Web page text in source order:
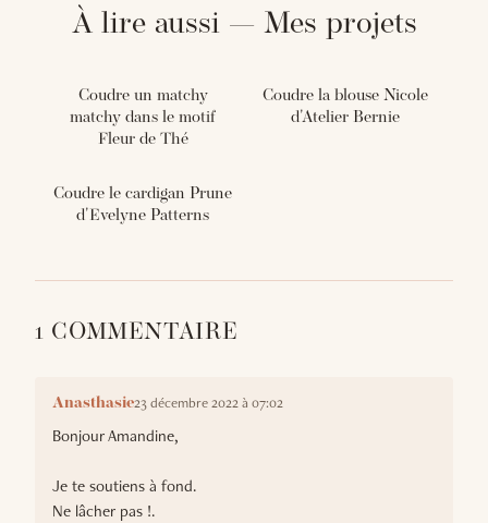
À lire aussi — Mes projets
Coudre un matchy
matchy dans le motif
Fleur de Thé
Coudre la blouse Nicole
d'Atelier Bernie
Coudre le cardigan Prune
d'Evelyne Patterns
1 COMMENTAIRE
Anasthasie23 décembre 2022 à 07:02
Bonjour Amandine,
Je te soutiens à fond.
Ne lâcher pas !.